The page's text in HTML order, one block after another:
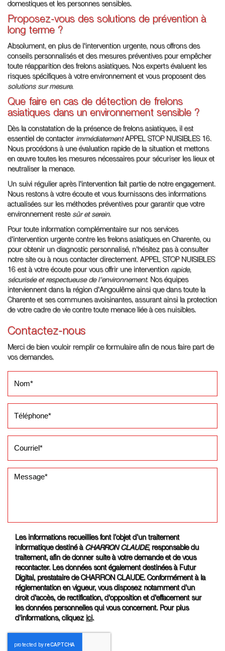
domestiques et les personnes sensibles.
Proposez-vous des solutions de prévention à
long terme ?
Absolument, en plus de l'intervention urgente, nous offrons des
conseils personnalisés et des mesures préventives pour empêcher
toute réapparition des frelons asiatiques. Nos experts évaluent les
risques spécifiques à votre environnement et vous proposent des
solutions sur mesure.
Que faire en cas de détection de frelons
asiatiques dans un environnement sensible ?
Dès la constatation de la présence de frelons asiatiques, il est
essentiel de contacter immédiatementAPPEL STOP NUISIBLES 16.
Nous procédons à une évaluation rapide de la situation et mettons
en œuvre toutes les mesures nécessaires pour sécuriser les lieux et
neutraliser la menace.
Un suivi régulier après l'intervention fait partie de notre engagement.
Nous restons à votre écoute et vous fournissons des informations
actualisées sur les méthodes préventives pour garantir que votre
environnement reste sûr et serein.
Pour toute information complémentaire sur nos services
d'intervention urgente contre les frelons asiatiques en Charente, ou
pour obtenir un diagnostic personnalisé, n'hésitez pas à consulter
notre site ou à nous contacter directement. APPEL STOP NUISIBLES
16 est à votre écoute pour vous offrir une intervention rapide,
sécurisée et respectueuse de l'environnement. Nos équipes
interviennent dans la région d'Angoulême ainsi que dans toute la
Charente et ses communes avoisinantes, assurant ainsi la protection
de votre cadre de vie contre toute menace liée à ces nuisibles.
Contactez-nous
Merci de bien vouloir remplir ce formulaire afin de nous faire part de
vos demandes.
Les informations recueillies font l’objet d’un traitement
informatique destiné à
CHARRON CLAUDE, responsable du
traitement, afin de donner suite à votre demande et de vous
recontacter. Les données sont également destinées à Futur
Digital, prestataire de CHARRON CLAUDE. Conformément à la
réglementation en vigueur, vous disposez notamment d'un
droit d'accès, de rectification, d'opposition et d'effacement sur
les données personnelles qui vous concernent. Pour plus
d’informations, cliquez ici.